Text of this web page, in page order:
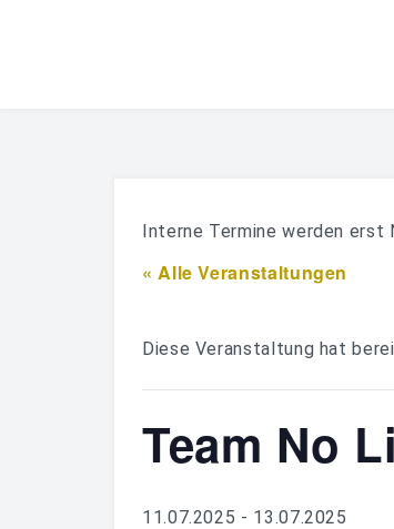
Interne Termine werden erst
« Alle Veranstaltungen
Diese Veranstaltung hat
Team No
11.07.2025 - 13.07.2025